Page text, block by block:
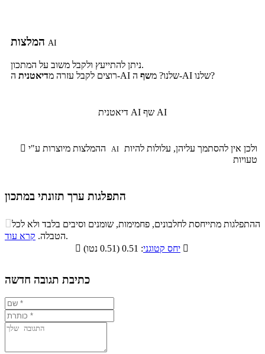
AI
ניתן להתייעץ ולקבל משוב על המתכון.
רוצים לקבל עזרה מדיאטנית ה-AI שלנו? משף ה-AI שלנו?
דיאטנית AI שף AI
 AI
טעויות
התפלגות ערך תזונתי במתכון
התפלגות ערך תזונתי במתכון
סיבים
תזונתיים
שומנים חלבונים
10.7% 55.2%
ההתפלגות מתייחסת לחלבונים, פחמימות, שומנים וסיבים בלבד ולא לכל
הטבלה. קרא עוד
.

יחס קטוגני 
כתיבת תגובה חדשה